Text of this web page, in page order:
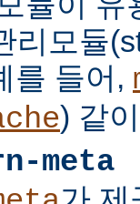
리모듈
를 들어,
) 같
meta